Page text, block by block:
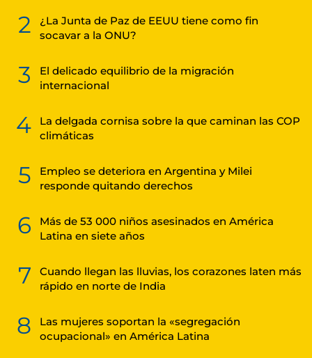
2
¿La Junta de Paz de EEUU tiene como fin
socavar a la ONU?
3
El delicado equilibrio de la migración
internacional
4
La delgada cornisa sobre la que caminan las COP
climáticas
5
Empleo se deteriora en Argentina y Milei
responde quitando derechos
6
Más de 53 000 niños asesinados en América
Latina en siete años
7
Cuando llegan las lluvias, los corazones laten más
rápido en norte de India
8
Las mujeres soportan la «segregación
ocupacional» en América Latina